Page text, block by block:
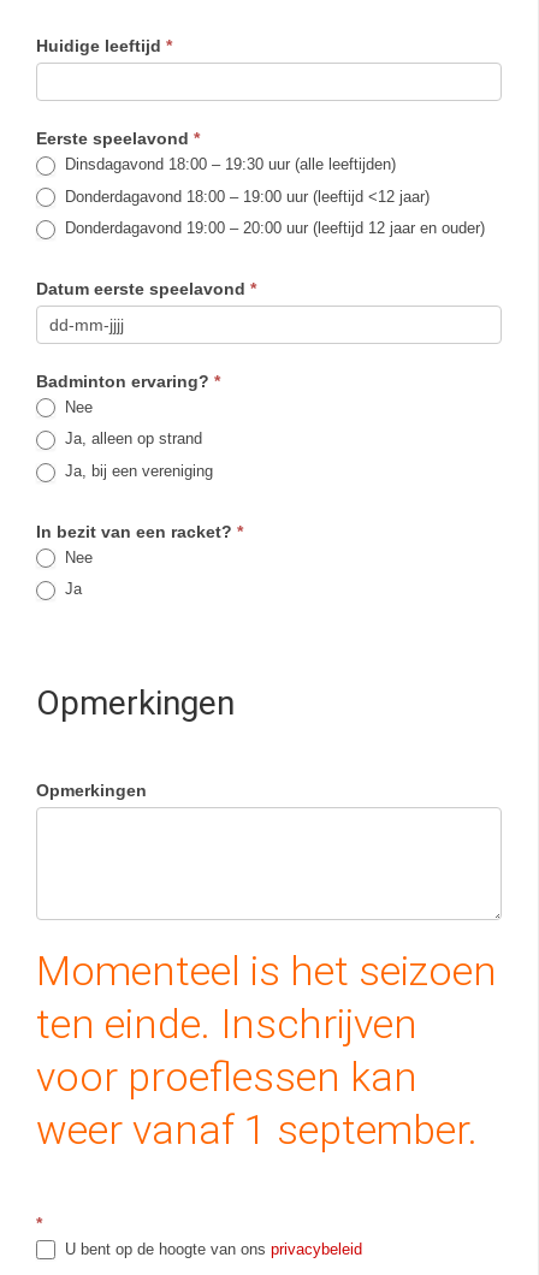
Huidige leeftijd *
Eerste speelavond *
Dinsdagavond 18:00 – 19:30 uur (alle leeftijden)
Donderdagavond 18:00 – 19:00 uur (leeftijd <12 jaar)
Donderdagavond 19:00 – 20:00 uur (leeftijd 12 jaar en ouder)
Datum eerste speelavond *
Badminton ervaring? *
Nee
Ja, alleen op strand
Ja, bij een vereniging
In bezit van een racket? *
Nee
Ja
Opmerkingen
Opmerkingen
Momenteel is het seizoen
ten einde. Inschrijven
voor proeflessen kan
weer vanaf 1 september.
*
U bent op de hoogte van ons privacybeleid